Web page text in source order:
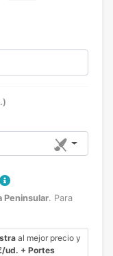
Peninsular. Para
al mejor precio y
ud. + Portes